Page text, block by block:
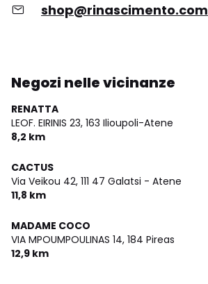
shop@rinascimento.com
Negozi nelle vicinanze
RENATTA
LEOF. EIRINIS 23, 163 Ilioupoli-Atene
8,2 km
CACTUS
Via Veikou 42, 111 47 Galatsi - Atene
11,8 km
MADAME COCO
VIA MPOUMPOULINAS 14, 184 Pireas
12,9 km